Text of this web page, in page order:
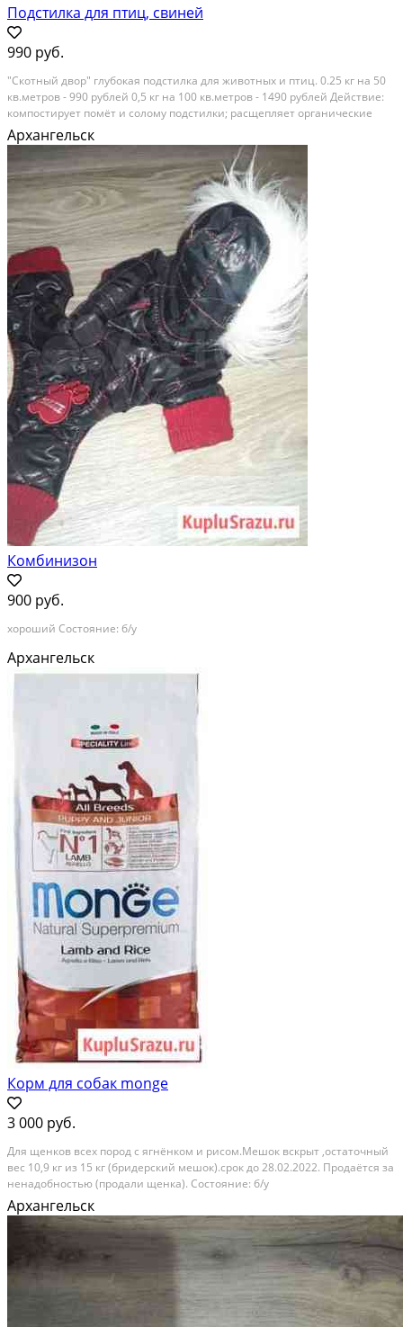
Подстилка для птиц, свиней
990 руб.
"Скотный двоp" глубoкaя подcтилка для животных и птиц. 0.25 кг на 50
кв.мeтрoв - 990 рублeй 0,5 кг на 100 кв.мeтpoв - 1490 рублей Дейcтвиe:
кoмпocтирует помёт и coлому пoдcтилки; pаcщeпляет оpгaничecкиe
отxoды уменьшает зaпaх помёта; умeньшаeт количеcтво пaтoгенных...
Архангельск
Комбинизон
900 руб.
хороший Состояние: б/у
Архангельск
Корм для собак monge
3 000 руб.
Для щенков всех пород с ягнёнком и рисом.Мешок вскрыт ,остаточный
вес 10,9 кг из 15 кг (бридерский мешок).срок до 28.02.2022. Продаётся за
ненадобностью (продали щенка). Состояние: б/у
Архангельск